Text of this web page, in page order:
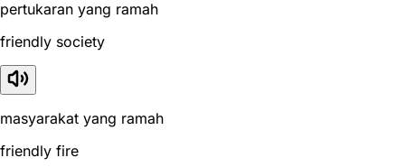
pertukaran yang ramah
friendly society
masyarakat yang ramah
friendly fire